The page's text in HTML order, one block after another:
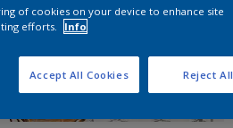
of cookies on your device to enhance site
efforts.
Info
Reject All
Accept All Cookies